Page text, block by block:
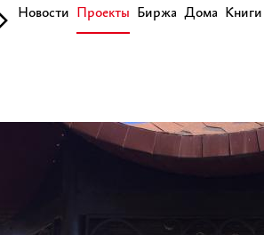
Новости Проекты Биржа Дома Книги